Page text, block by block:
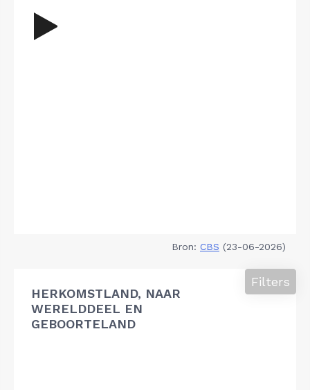
Bron: CBS (23-06-2026)
HERKOMSTLAND, NAAR
WERELDDEEL EN
GEBOORTELAND
Filters